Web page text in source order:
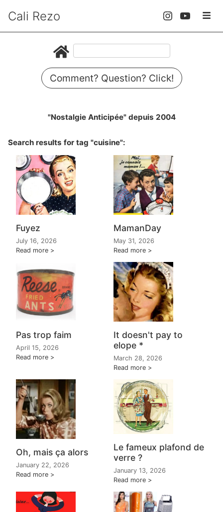
Cali Rezo
Comment? Question? Click!
"Nostalgie Anticipée" depuis 2004
Search results for tag "cuisine":
Fuyez
July 16, 2026
Read more
MamanDay
May 31, 2026
Read more
Pas trop faim
April 15, 2026
Read more
It doesn't pay to
elope *
March 28, 2026
Read more
Oh, mais ça alors
January 22, 2026
Read more
Le fameux plafond de
verre ?
January 13, 2026
Read more